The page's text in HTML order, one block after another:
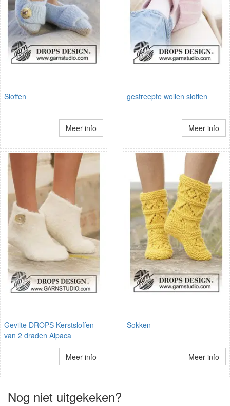
Sloffen
Meer info
gestreepte wollen sloffen
Meer info
Gevilte DROPS Kerstsloffen
van 2 draden Alpaca
Meer info
Sokken
Meer info
Nog niet uitgekeken?